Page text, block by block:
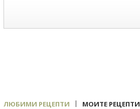
ЛЮБИМИ РЕЦЕПТИ | МОИТЕ РЕЦЕПТИ